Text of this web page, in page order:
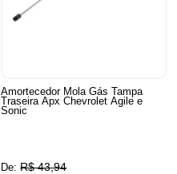
Amortecedor Mola Gás Tampa
Traseira Apx Chevrolet Agile e
Sonic
De: R$ 43,94